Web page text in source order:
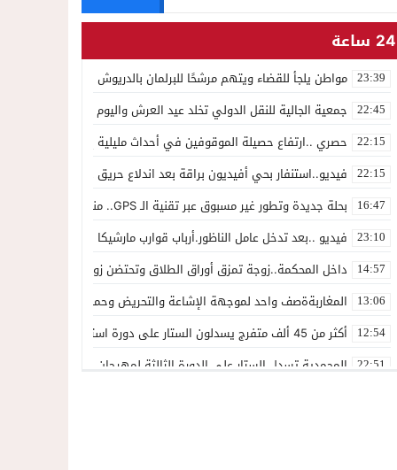
24 ساعة
23:39 مواطن يلجأ للقضاء ويتهم مرشحًا للبرلمان بالدريوش بالاستيلاء على 22 مليون سنتيم
22:45 جمعية الجالية للنقل الدولي تخلد عيد العرش واليوم الوطني للمهاجر
22:15 حصري ..ارتفاع حصيلة الموقوفين في أحداث مليلية إلى 82 شخصًا وتحقيقات تقود إلى متابعات جنائية ثقيلة
22:15 فيديو..استنفار بحي أفيديون براقة بعد اندلاع حريق داخل ضيعة فلاحية
16:47 بحلة جديدة وتطور غير مسبوق عبر تقنية الـ GPS.. منصة “مرحباناظور” تعزز مكانتها كوجهة أولى لسكان إقليمي الناظور والدريوش
23:10 فيديو ..بعد تدخل عامل الناظور.أرباب قوارب مارشيكا يعلقون احتجاجهم
14:57 داخل المحكمة..زوجة تمزق أوراق الطلاق وتحتضن زوجها في لحظة
13:06 المغاربةةصف واحد لموجهة الإشاعة والتحريض وحملات التضليل
12:54 أكثر من 45 ألف متفرج يسدلون الستار على دورة استثنائية للمهرجان المتوسطي بالناظور
22:51 المحمدية تسدل الستار على الدورة الثالثة لمهرجان العيطة المرساوية